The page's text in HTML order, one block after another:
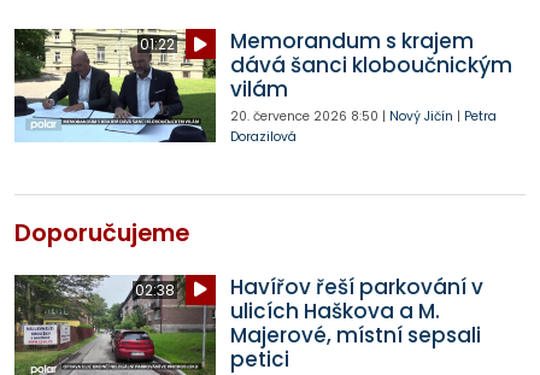
01:22
Memorandum s krajem
dává šanci kloboučnickým
vilám
20. července 2026 8:50 | Nový Jičín | Petra
Dorazilová
Doporučujeme
02:38
Havířov řeší parkování v
ulicích Haškova a M.
Majerové, místní sepsali
petici